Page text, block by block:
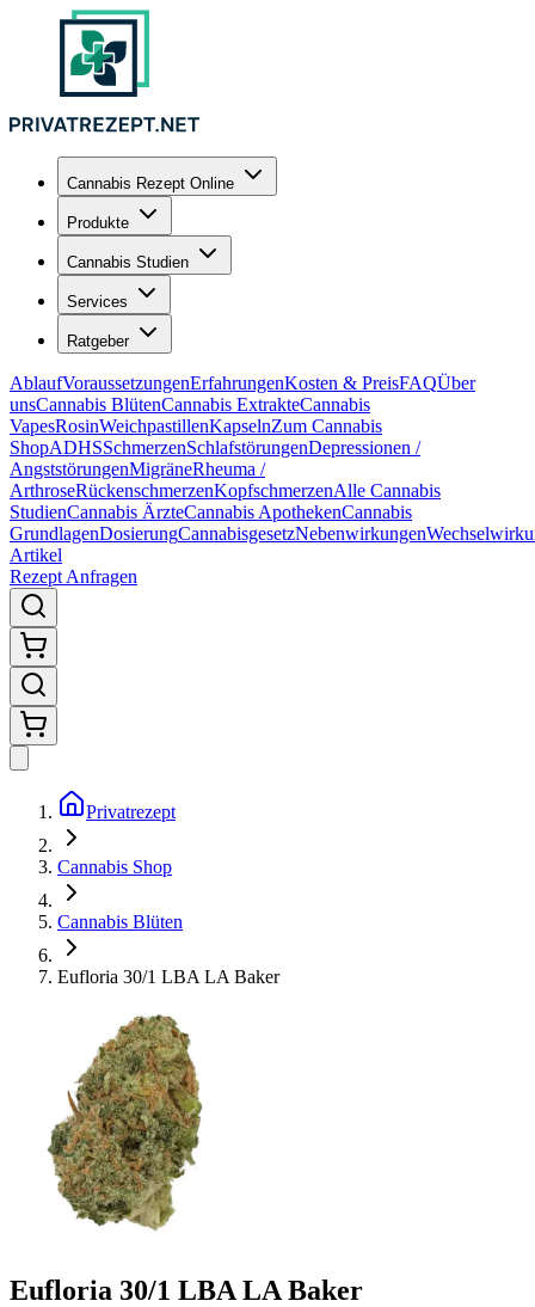
Cannabis Rezept Online
Produkte
Cannabis Studien
Services
Ratgeber
AblaufVoraussetzungenErfahrungenKosten & PreisFAQÜber
unsCannabis BlütenCannabis ExtrakteCannabis
VapesRosinWeichpastillenKapselnZum Cannabis
ShopADHSSchmerzenSchlafstörungenDepressionen /
AngststörungenMigräneRheuma /
ArthroseRückenschmerzenKopfschmerzenAlle Cannabis
StudienCannabis ÄrzteCannabis ApothekenCannabis
GrundlagenDosierungCannabisgesetzNebenwirkungen
Artikel
Rezept Anfragen
Privatrezept
Cannabis Shop
Cannabis Blüten
Eufloria 30/1 LBA LA Baker
Eufloria 30/1 LBA LA Baker